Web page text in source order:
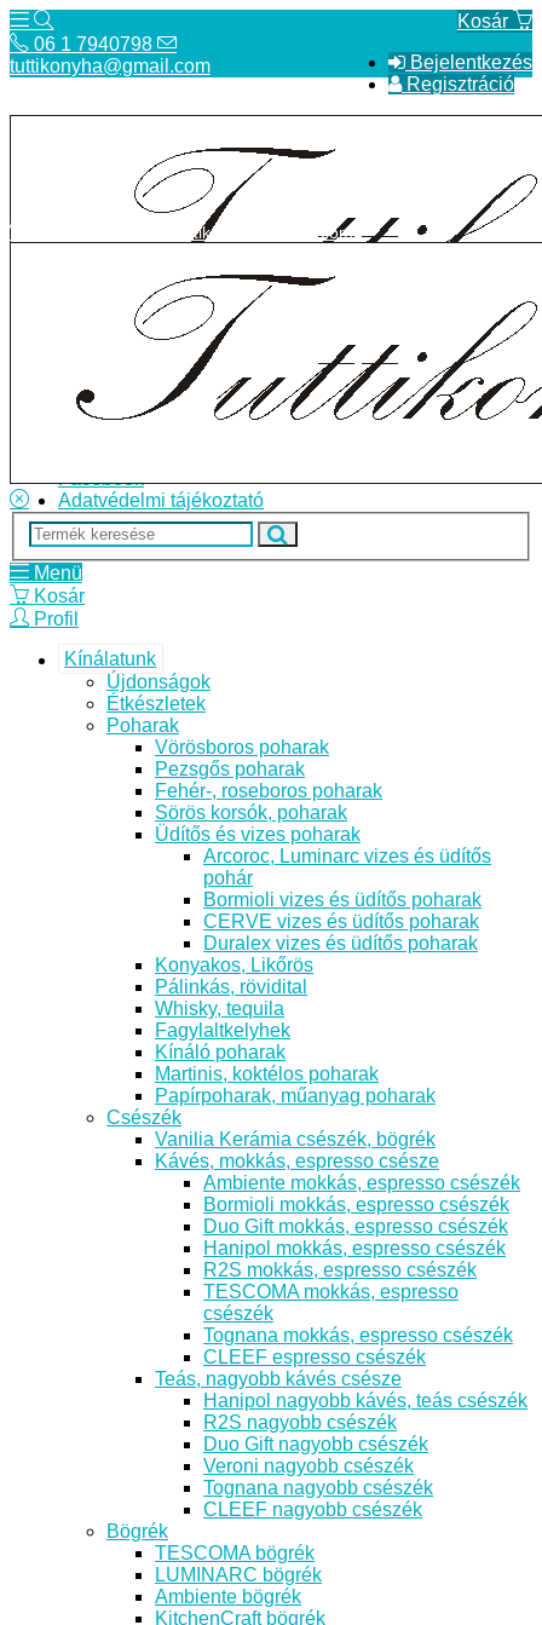
Kosár
Bejelentkezés
Regisztráció
06 1 7940798
tuttikonyha@gmail.com
Telefon
Szállítás
Facebook
Adatvédelmi tájékoztató
tuttikonyha@gmail.com
Menü
Kosár
Profil
Kínálatunk
Újdonságok
Étkészletek
Poharak
Vörösboros poharak
Pezsgős poharak
Fehér-, roseboros poharak
Sörös korsók, poharak
Üdítős és vizes poharak
Arcoroc, Luminarc vizes és üdítős
pohár
Bormioli vizes és üdítős poharak
CERVE vizes és üdítős poharak
Duralex vizes és üdítős poharak
Konyakos, Likőrös
Pálinkás, rövidital
Whisky, tequila
Fagylaltkelyhek
Kínáló poharak
Martinis, koktélos poharak
Papírpoharak, műanyag poharak
Csészék
Vanilia Kerámia csészék, bögrék
Kávés, mokkás, espresso csésze
Ambiente mokkás, espresso csészék
Bormioli mokkás, espresso csészék
Duo Gift mokkás, espresso csészék
Hanipol mokkás, espresso csészék
R2S mokkás, espresso csészék
TESCOMA mokkás, espresso
csészék
Tognana mokkás, espresso csészék
CLEEF espresso csészék
Teás, nagyobb kávés csésze
Hanipol nagyobb kávés, teás csészék
R2S nagyobb csészék
Duo Gift nagyobb csészék
Veroni nagyobb csészék
Tognana nagyobb csészék
CLEEF nagyobb csészék
Bögrék
TESCOMA bögrék
LUMINARC bögrék
Ambiente bögrék
KitchenCraft bögrék